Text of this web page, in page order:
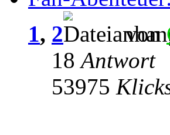
1, 2 von
18Antwort
53975